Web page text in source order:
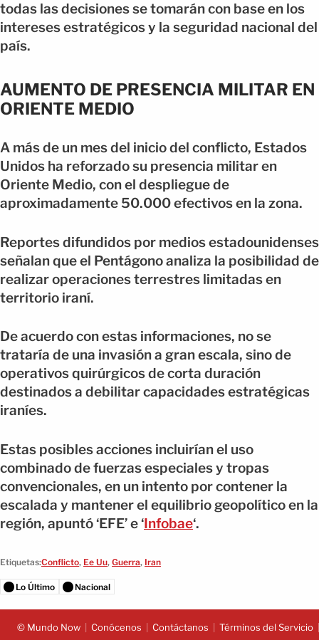
todas las decisiones se tomarán con base en los
intereses estratégicos y la seguridad nacional del
país.
AUMENTO DE PRESENCIA MILITAR EN
ORIENTE MEDIO
A más de un mes del inicio del conflicto, Estados
Unidos ha reforzado su presencia militar en
Oriente Medio, con el despliegue de
aproximadamente 50.000 efectivos en la zona.
Reportes difundidos por medios estadounidenses
señalan que el Pentágono analiza la posibilidad de
realizar operaciones terrestres limitadas en
territorio iraní.
De acuerdo con estas informaciones, no se
trataría de una invasión a gran escala, sino de
operativos quirúrgicos de corta duración
destinados a debilitar capacidades estratégicas
iraníes.
Estas posibles acciones incluirían el uso
combinado de fuerzas especiales y tropas
convencionales, en un intento por contener la
escalada y mantener el equilibrio geopolítico en la
región, apuntó ‘EFE’ e ‘Infobae‘.
Etiquetas:Conflicto, Ee Uu, Guerra, Iran
Lo Último Nacional
© Mundo Now Conócenos Contáctanos
Términos del Servicio